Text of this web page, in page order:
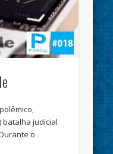
batalha judicial
o